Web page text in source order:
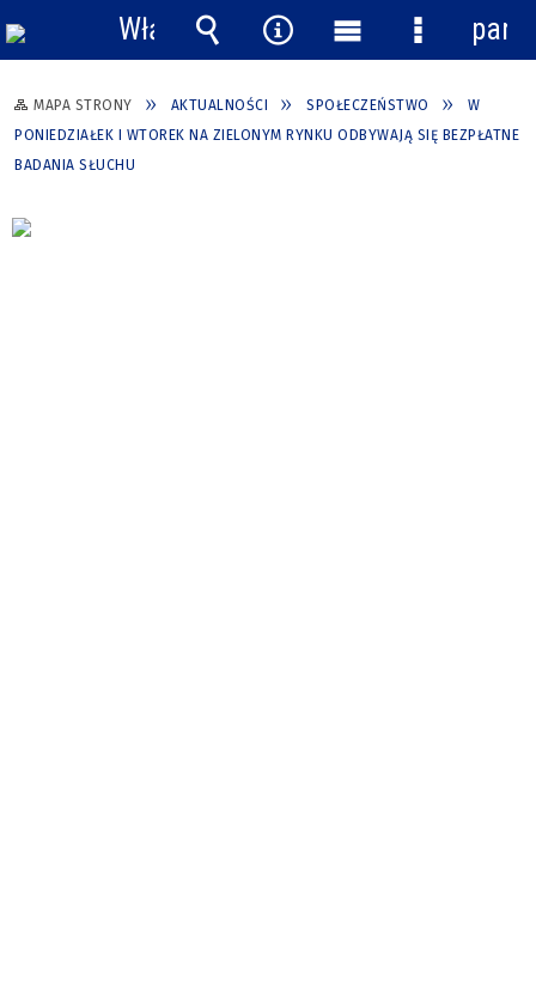
MAPA STRONY AKTUALNOŚCI SPOŁECZEŃSTWO
W
PONIEDZIAŁEK I WTOREK NA ZIELONYM RYNKU ODBYWAJĄ SIĘ BEZPŁATNE
BADANIA SŁUCHU
Włącz
powiadomienia
Wyszukiwarka
Narzędzia
Menu
główne
Menu
panel